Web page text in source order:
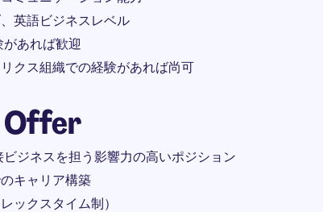
英語ビジネスレベル
あれば歓迎
クス組織での経験があれば尚可
Offer
ジネスを担う影響力の高いポジション
キャリア構築
ックスタイム制）